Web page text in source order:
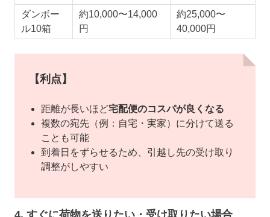
ダンボー
ル10箱
約10,000〜14,000
円
約25,000〜
40,000円
【利点】
距離が長いほど宅配便のコスパが良くなる
複数の宛先（例：自宅・実家）に分けて送る
ことも可能
到着日をずらせるため、引越し先の受け取り
調整がしやすい
4. すぐに荷物を送りたい・受け取りたい場合